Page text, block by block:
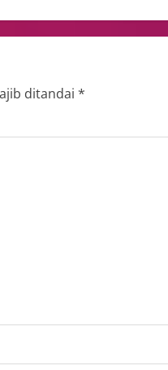
ditandai *